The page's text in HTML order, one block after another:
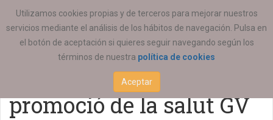
Utilizamos cookies propias y de terceros para mejorar nuestros
servicios mediante el análisis de los hábitos de navegación. Pulsa en
el botón de aceptación si quieres seguir navegando según los
términos de nuestra política de cookies
Aceptar
ESTÁ AQUÍ: ACTUALIDAD REGIONAL
Jornada d’acció
comunitària en
promoció de la salut GV